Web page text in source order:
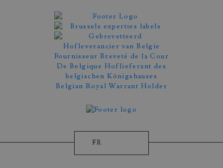
Prise De Rendez-Vous
FR